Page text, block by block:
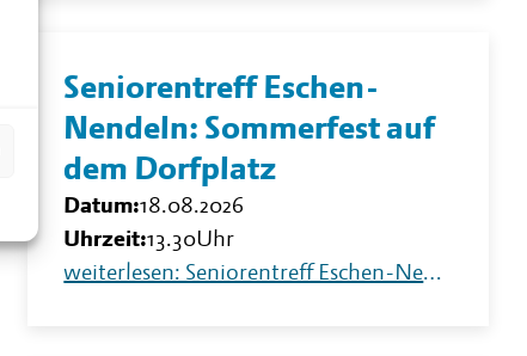
Seniorentreff Eschen-
Nendeln: Sommerfest auf
dem Dorfplatz
Datum:18.08.2026
Uhrzeit:13.30Uhr
weiterlesen: Seniorentreff Eschen-Nendeln: Sommerfest auf dem Dorfplatz